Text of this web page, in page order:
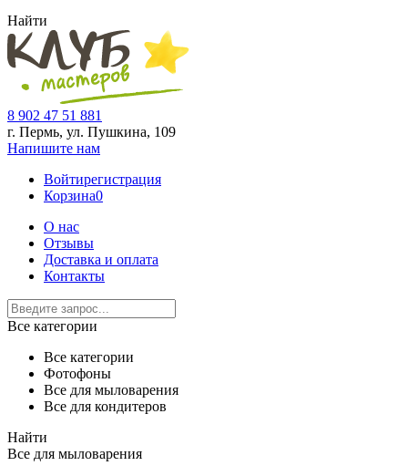
Найти
8 902 47 51 881
г. Пермь, ул. Пушкина, 109
Напишите нам
Войтирегистрация
Корзина0
О нас
Отзывы
Доставка и оплата
Контакты
Все категории
Все категории
Фотофоны
Все для мыловарения
Все для кондитеров
Найти
Все для мыловарения